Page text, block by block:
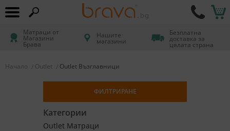
Матраци от
Магазини
Брава
Нашите
магазини
Безплатна
доставка за
цялата страна
Начало Outlet Outlet Възглавници
ФИЛТРИРАНЕ
Категории
Outlet Матраци